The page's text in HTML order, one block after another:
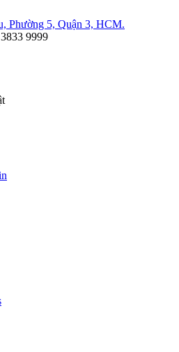
Phường 5, Quận 3, HCM.
9999